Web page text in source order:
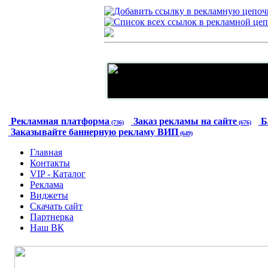
Рекламная платформа (736) Заказ рекламы на сайте (676)
Заказывайте баннерную рекламу ВИП (649)
Главная
Контакты
VIP - Каталог
Реклама
Виджеты
Скачать сайт
Партнерка
Наш ВК